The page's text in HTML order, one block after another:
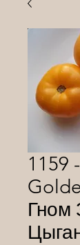
1159
Гном